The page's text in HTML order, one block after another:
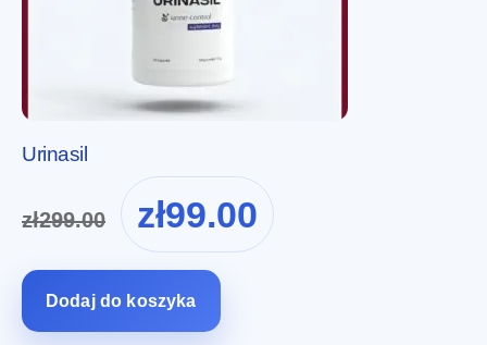
Urinasil
zł299.00
Pierwotna
cena
wynosiła:
zł99.00
cena
Dodaj do koszyka